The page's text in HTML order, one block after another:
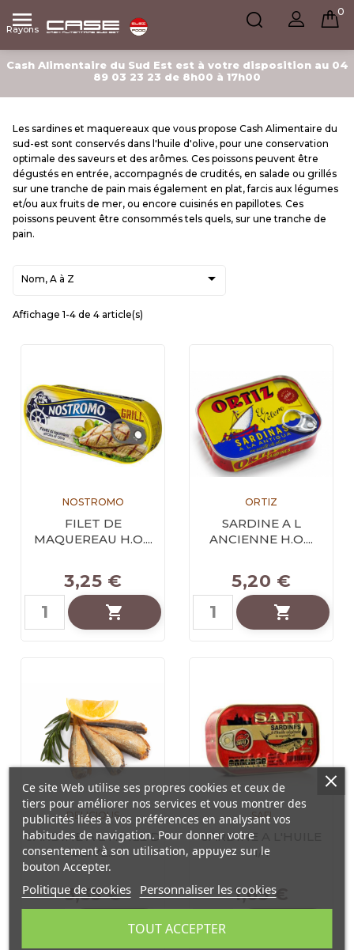

Rayons
0
Cash Alimentaire du Sud Est est à votre disposition au 04
89 03 23 23 de 8h00 à 17h00
Les sardines et maquereaux que vous propose Cash Alimentaire du
sud-est sont conservés dans l'huile d'olive, pour une conservation
optimale des saveurs et des arômes. Ces poissons peuvent être
dégustés en entrée, accompagnés de crudités, en salade ou grillés
sur une tranche de pain mais également en plat, farcis aux légumes
et/ou aux fruits de mer, ou encore cuisinés en papillotes. Ces
poissons peuvent être consommés tels quels, sur une tranche de
pain.
Nom, A à Z 
Affichage 1-4 de 4 article(s)
NOSTROMO
FILET DE
MAQUEREAU H.O....
3,25 €

ORTIZ
SARDINE A L
ANCIENNE H.O....
5,20 €

DELICIOUS
SARDINE A L HUILE D
OLIVE...
3,35 €
SAFI
SARDINE A L'HUILE
1/4
1,65 €
Ce site Web utilise ses propres cookies et ceux de
tiers pour améliorer nos services et vous montrer des
publicités liées à vos préférences en analysant vos
habitudes de navigation. Pour donner votre
consentement à son utilisation, appuyez sur le
bouton Accepter.
Politique de cookies Personnaliser les cookies
TOUT ACCEPTER